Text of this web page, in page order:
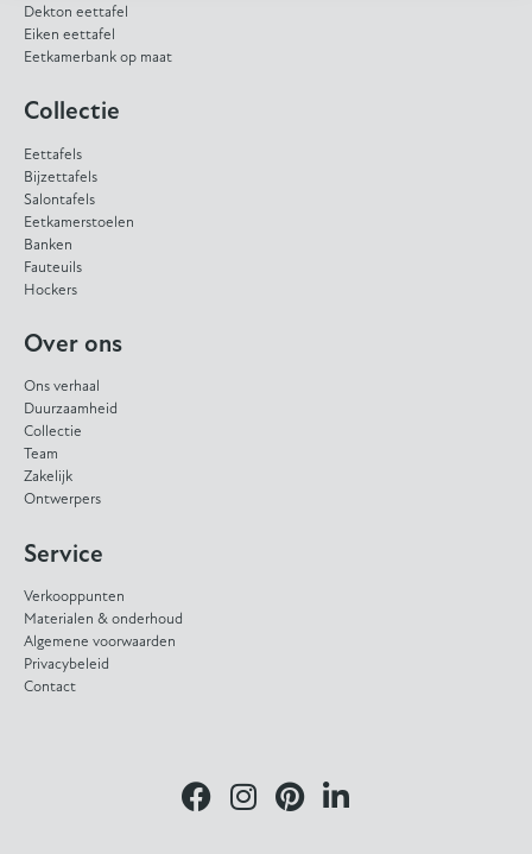
Dekton eettafel
Eiken eettafel
Eetkamerbank op maat
Collectie
Eettafels
Bijzettafels
Salontafels
Eetkamerstoelen
Banken
Fauteuils
Hockers
Over ons
Ons verhaal
Duurzaamheid
Collectie
Team
Zakelijk
Ontwerpers
Service
Verkooppunten
Materialen & onderhoud
Algemene voorwaarden
Privacybeleid
Contact